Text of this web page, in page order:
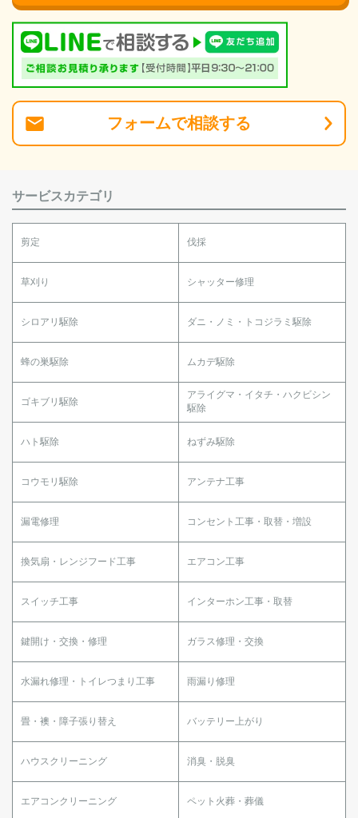
フォームで相談する
サービスカテゴリ
剪定 伐採
草刈り シャッター修理
シロアリ駆除 ダニ・ノミ・トコジラミ駆除
蜂の巣駆除 ムカデ駆除
ゴキブリ駆除
アライグマ・イタチ・ハクビシン
駆除
ハト駆除 ねずみ駆除
コウモリ駆除 アンテナ工事
漏電修理 コンセント工事・取替・増設
換気扇・レンジフード工事 エアコン工事
スイッチ工事 インターホン工事・取替
鍵開け・交換・修理 ガラス修理・交換
水漏れ修理・トイレつまり工事 雨漏り修理
畳・襖・障子張り替え バッテリー上がり
ハウスクリーニング 消臭・脱臭
エアコンクリーニング ペット火葬・葬儀